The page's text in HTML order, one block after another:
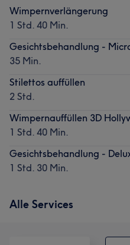
Wimpernverlängerung
1 Std. 40 Min.
Gesichtsbehandlung -
35 Min.
Stilettos auffüllen
2 Std.
Wimpernauffüllen 3D
1 Std. 40 Min.
Gesichtsbehandlung -
1 Std. 30 Min.
Alle Services